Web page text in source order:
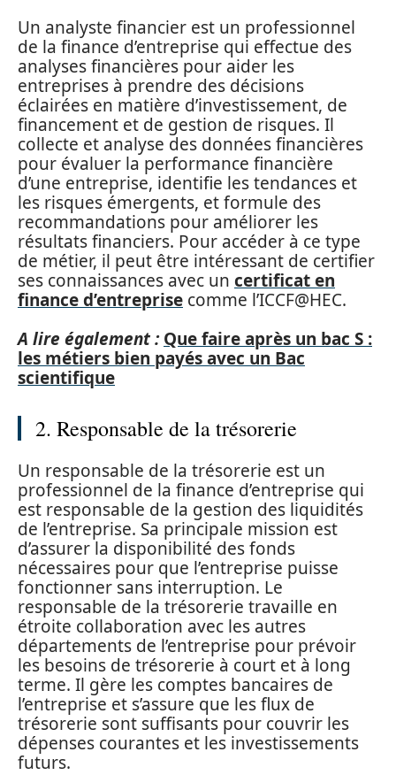
Un analyste financier est un professionnel
de la finance d’entreprise qui effectue des
analyses financières pour aider les
entreprises à prendre des décisions
éclairées en matière d’investissement, de
financement et de gestion de risques. Il
collecte et analyse des données financières
pour évaluer la performance financière
d’une entreprise, identifie les tendances et
les risques émergents, et formule des
recommandations pour améliorer les
résultats financiers. Pour accéder à ce type
de métier, il peut être intéressant de certifier
ses connaissances avec un certificat en
finance d’entreprise comme l’ICCF@HEC.
A lire également : Que faire après un bac S :
les métiers bien payés avec un Bac
scientifique
2. Responsable de la trésorerie
Un responsable de la trésorerie est un
professionnel de la finance d’entreprise qui
est responsable de la gestion des liquidités
de l’entreprise. Sa principale mission est
d’assurer la disponibilité des fonds
nécessaires pour que l’entreprise puisse
fonctionner sans interruption. Le
responsable de la trésorerie travaille en
étroite collaboration avec les autres
départements de l’entreprise pour prévoir
les besoins de trésorerie à court et à long
terme. Il gère les comptes bancaires de
l’entreprise et s’assure que les flux de
trésorerie sont suffisants pour couvrir les
dépenses courantes et les investissements
futurs.